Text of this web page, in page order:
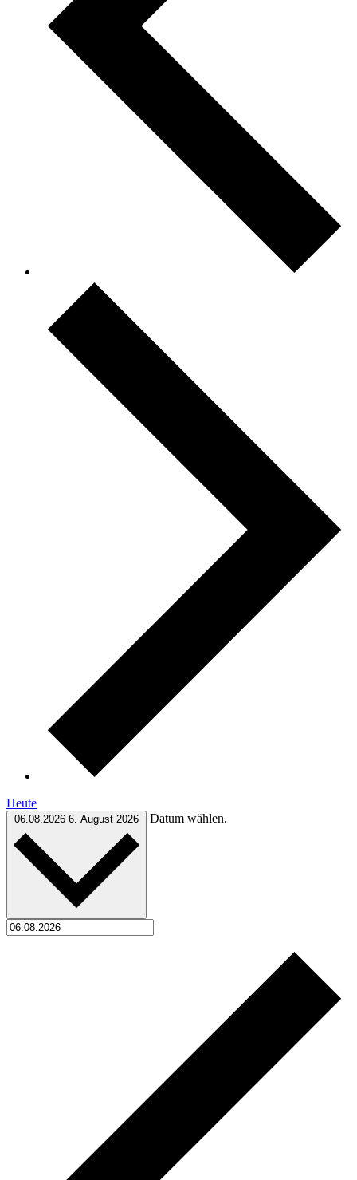
Heute
06.08.2026 6. August 2026 Datum wählen.